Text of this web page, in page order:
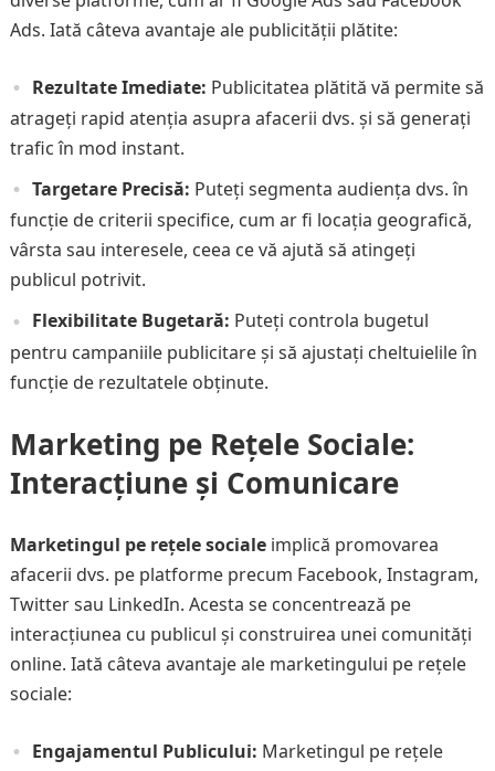
Ads. Iată câteva avantaje ale publicității plătite:
Rezultate Imediate: Publicitatea plătită vă permite să
atrageți rapid atenția asupra afacerii dvs. și să generați
trafic în mod instant.
Targetare Precisă: Puteți segmenta audiența dvs. în
funcție de criterii specifice, cum ar fi locația geografică,
vârsta sau interesele, ceea ce vă ajută să atingeți
publicul potrivit.
Flexibilitate Bugetară: Puteți controla bugetul
pentru campaniile publicitare și să ajustați cheltuielile în
funcție de rezultatele obținute.
Marketing pe Rețele Sociale:
Interacțiune și Comunicare
Marketingul pe rețele socialeimplică promovarea
afacerii dvs. pe platforme precum Facebook, Instagram,
Twitter sau LinkedIn. Acesta se concentrează pe
interacțiunea cu publicul și construirea unei comunități
online. Iată câteva avantaje ale marketingului pe rețele
sociale:
Engajamentul Publicului: Marketingul pe rețele